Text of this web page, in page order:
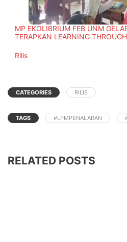
MP EKOLIBRIUM FEB UNM
TERAPKAN LEARNING
In relation to
Rilis
CATEGORIES RILIS
TAGS #LPMPENALARAN
RELATED POSTS